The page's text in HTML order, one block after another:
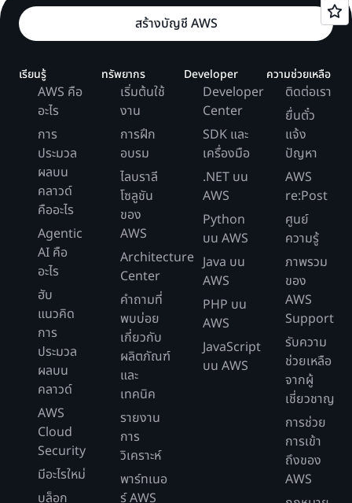
สร้างบัญชี AWS
เรียนรู้
AWS คือ
อะไร
การ
ประมวล
ผลบน
คลาวด์
คืออะไร
Agentic
AI คือ
อะไร
ฮับ
แนวคิด
การ
ประมวล
ผลบน
คลาวด์
AWS
Cloud
Security
มีอะไรใหม่
บล็อก
ทรัพยากร
เริ่มต้นใช้
งาน
การฝึก
อบรม
ไลบราลี
โซลูชัน
ของ
AWS
Architecture
Center
คำถามที่
พบบ่อย
เกี่ยวกับ
ผลิตภัณฑ์
และ
เทคนิค
รายงาน
การ
วิเคราะห์
พาร์ทเนอ
ร์ AWS
Developer
Developer
Center
SDK และ
เครื่องมือ
.NET บน
AWS
Python
บน AWS
Java บน
AWS
PHP บน
AWS
JavaScript
บน AWS
ความช่วยเหลือ
ติดต่อเรา
ยื่นตั๋ว
แจ้ง
ปัญหา
AWS
re:Post
ศูนย์
ความรู้
ภาพรวม
ของ
AWS
Support
รับความ
ช่วยเหลือ
จากผู้
เชี่ยวชาญ
การช่วย
การเข้า
ถึงของ
AWS